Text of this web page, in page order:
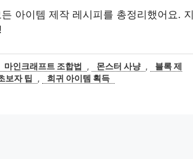
아이템 제작 레시피를 총정리했어요. 지
마인크래프트 조합법 , 몬스터 사냥 ,
블록 제
보자 팁 , 희귀 아이템 획득